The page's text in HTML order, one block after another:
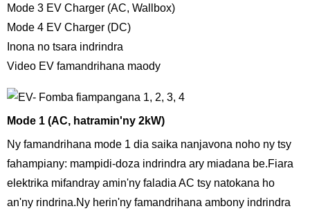
Mode 3 EV Charger (AC, Wallbox)
Mode 4 EV Charger (DC)
Inona no tsara indrindra
Video EV famandrihana maody
Mode 1 (AC, hatramin'ny 2kW)
Ny famandrihana mode 1 dia saika nanjavona noho ny tsy
fahampiany: mampidi-doza indrindra ary miadana be.Fiara
elektrika mifandray amin'ny faladia AC tsy natokana ho
an'ny rindrina.Ny herin'ny famandrihana ambony indrindra